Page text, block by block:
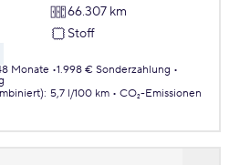
66.307 km
Stoff
Monate 1.998 € Sonderzahlung
: 5,7 l/100 km
CO₂-Emissionen